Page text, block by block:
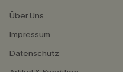
Über Uns
Impressum
Datenschutz